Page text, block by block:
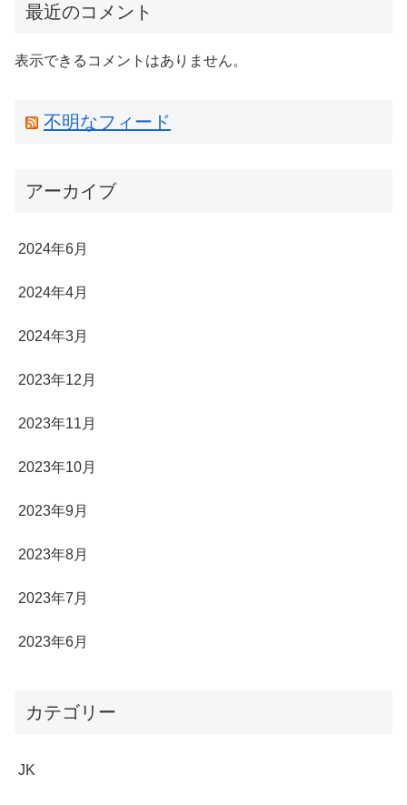
最近のコメント
表示できるコメントはありません。
不明なフィード
アーカイブ
2024年6月
2024年4月
2024年3月
2023年12月
2023年11月
2023年10月
2023年9月
2023年8月
2023年7月
2023年6月
カテゴリー
JK